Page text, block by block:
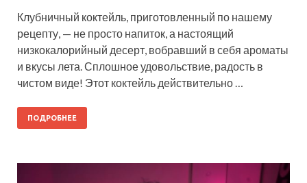
Клубничный коктейль, приготовленный по нашему
рецепту, — не просто напиток, а настоящий
низкокалорийный десерт, вобравший в себя ароматы
и вкусы лета. Сплошное удовольствие, радость в
чистом виде! Этот коктейль действительно …
ПОДРОБНЕЕ